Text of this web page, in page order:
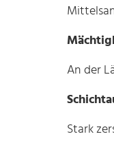
An der
Stark